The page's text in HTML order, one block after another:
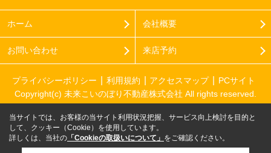
ホーム 会社概要
お問い合わせ 来店予約
プライバシーポリシー 利用規約 アクセスマップ
PCサイト
Copyright(c) 未来こいのぼり不動産株式会社 All rights reserved.
当サイトでは、お客様の当サイト利用状況把握、サービス向上検討を目的と
して、クッキー（Cookie）を使用しています。
詳しくは、当社の 「Cookieの取扱いについて」 をご確認ください。